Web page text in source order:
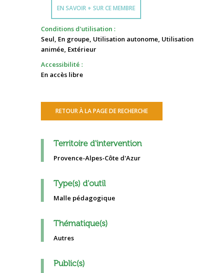
EN SAVOIR + SUR CE MEMBRE
Conditions d'utilisation :
Seul, En groupe, Utilisation autonome, Utilisation
animée, Extérieur
Accessibilité :
En accès libre
RETOUR À LA PAGE DE RECHERCHE
Territoire d'intervention
Provence-Alpes-Côte d'Azur
Type(s) d'outil
Malle pédagogique
Thématique(s)
Autres
Public(s)